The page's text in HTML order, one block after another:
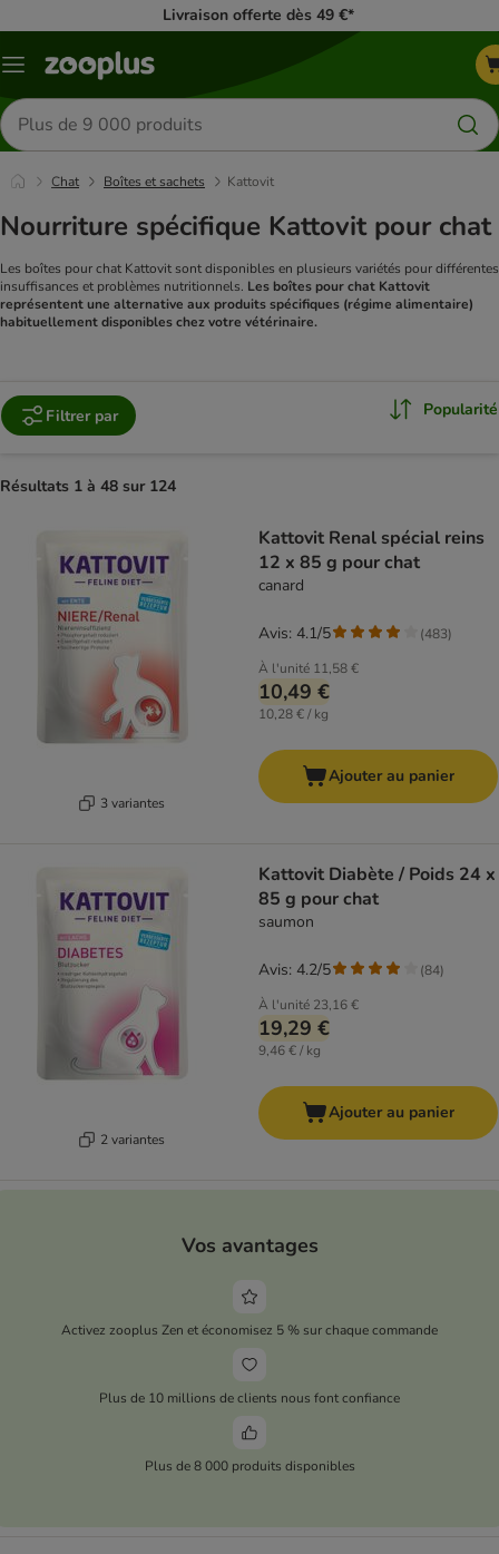
Livraison offerte dès 49 €*
Menu
Rechercher
des
produits
Chat Boîtes et sachets Kattovit
Nourriture spécifique Kattovit pour chat
Les boîtes pour chat Kattovit sont disponibles en plusieurs variétés pour différentes
insuffisances et problèmes nutritionnels. Les boîtes pour chat Kattovit
représentent une alternative aux produits spécifiques (régime alimentaire)
habituellement disponibles chez votre vétérinaire.
Filtrer par Popularité
Résultats 1 à 48 sur 124
3 variantes
Kattovit Renal spécial reins
12 x 85 g pour chat
canard
À l'unité 11,58 €
10,49 €
10,28 € / kg
Avis: 4.1/5 (483)
Ajouter au panier
2 variantes
Kattovit Diabète / Poids 24 x
85 g pour chat
saumon
À l'unité 23,16 €
19,29 €
9,46 € / kg
Avis: 4.2/5 (84)
Ajouter au panier
Vos avantages
Activez zooplus Zen et économisez 5 % sur chaque commande
Plus de 10 millions de clients nous font confiance
Plus de 8 000 produits disponibles